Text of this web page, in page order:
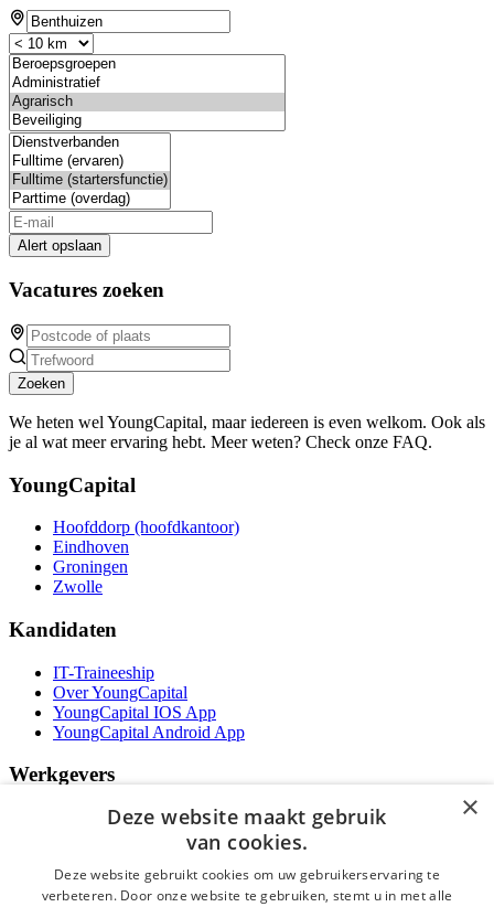
Alert opslaan
Vacatures zoeken
Zoeken
We heten wel YoungCapital, maar iedereen is even welkom. Ook als
je al wat meer ervaring hebt. Meer weten? Check onze FAQ.
YoungCapital
Hoofddorp (hoofdkantoor)
Eindhoven
Groningen
Zwolle
Kandidaten
IT-Traineeship
Over YoungCapital
YoungCapital IOS App
YoungCapital Android App
Werkgevers
Het concept
Contractvormen
Brochure aanvragen
×
Deze website maakt gebruik
van cookies.
Deze website gebruikt cookies om uw gebruikerservaring te
verbeteren. Door onze website te gebruiken, stemt u in met alle